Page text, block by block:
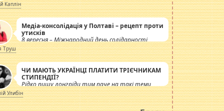
Каплін
Медіа-консолідація у Полтаві – рецепт проти
утисків
8 вересня – Міжнародний день солідарності
журналістів.
Труш
ЧИ МАЮТЬ УКРАЇНЦІ ПЛАТИТИ ТРІЄЧНИКАМ
СТИПЕНДІЇ?
Рідко пишу лонгріди тим паче на такі теми,
але вже просто дістало! Обурюють сьогоднішні
інсенуації навколо стипендіального питання.
Штучно роздувається ще одна соціальна
Улибін